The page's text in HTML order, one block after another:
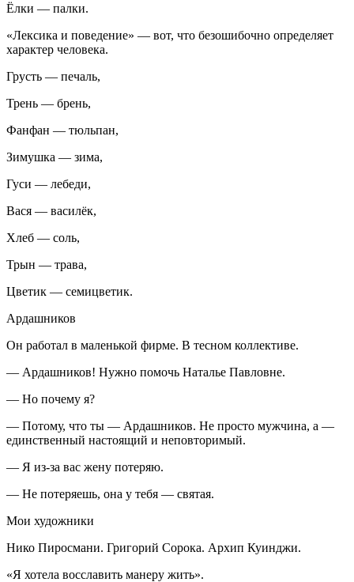
Ёлки — палки.
«Лексика и поведение» — вот, что безошибочно определяет
характер человека.
Грусть — печаль,
Трень — брень,
Фанфан — тюльпан,
Зимушка — зима,
Гуси — лебеди,
Вася — василёк,
Хлеб — соль,
Трын — трава,
Цветик — семицветик.
Ардашников
Он работал в маленькой фирме. В тесном коллективе.
— Ардашников! Нужно помочь Наталье Павловне.
— Но почему я?
— Потому, что ты — Ардашников. Не просто мужчина, а —
единственный настоящий и неповторимый.
— Я из-за вас жену потеряю.
— Не потеряешь, она у тебя — святая.
Мои художники
Нико Пиросмани. Григорий Сорока. Архип Куинджи.
«Я хотела восславить манеру жить».